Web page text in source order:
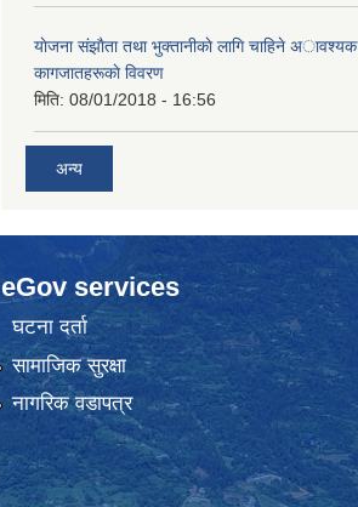
याेजना संझाैता तथा भुक्तानीकाे लागि चाहिने अावश्यक
कागजातहरूकाे विवरण
मिति: 08/01/2018 - 16:56
अन्य
eGov services
घटना दर्ता
सामाजिक सुरक्षा
नागरिक वडापत्र